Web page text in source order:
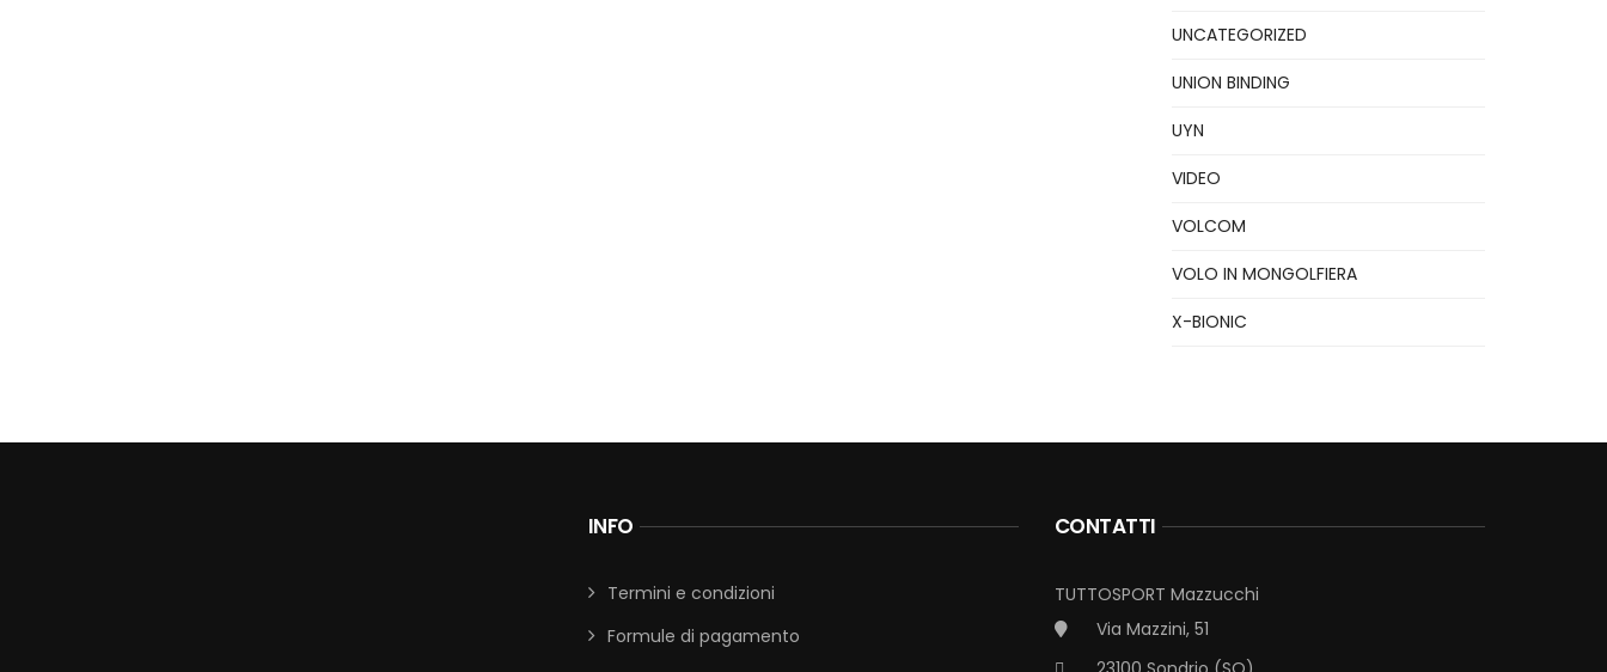
UNCATEGORIZED
UNION BINDING
UYN
VIDEO
VOLCOM
VOLO IN MONGOLFIERA
X-BIONIC
INFO
Termini e condizioni
Formule di pagamento
CONTATTI
TUTTOSPORT Mazzucchi
Via Mazzini, 51